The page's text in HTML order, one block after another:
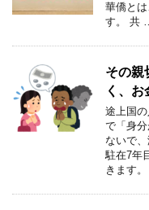
華僑と
す。 共
その親
く、お
途上国
で「身
ないで
駐在7年
きます